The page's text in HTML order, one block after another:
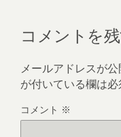
コメントを
メールアドレスが公
が付いている欄は
コメント ※